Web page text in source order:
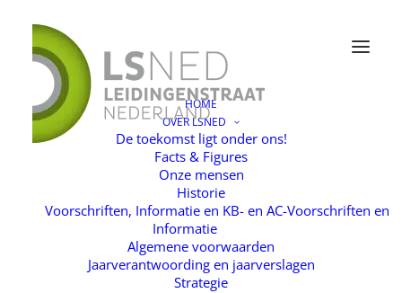
HOME
OVER LSNED
De toekomst ligt onder ons!
Facts & Figures
Onze mensen
Historie
Voorschriften, Informatie en KB- en AC-Voorschriften en
Informatie
Algemene voorwaarden
Jaarverantwoording en jaarverslagen
Strategie